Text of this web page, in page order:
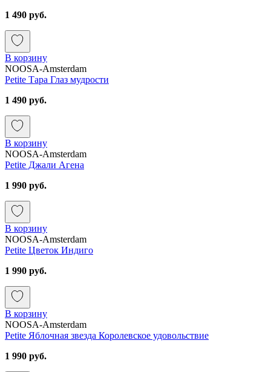
1 490 руб.
В корзину
NOOSA-Amsterdam
Petite Тара Глаз мудрости
1 490 руб.
В корзину
NOOSA-Amsterdam
Petite Джали Агена
1 990 руб.
В корзину
NOOSA-Amsterdam
Petite Цветок Индиго
1 990 руб.
В корзину
NOOSA-Amsterdam
Petite Яблочная звезда Королевское удовольствие
1 990 руб.